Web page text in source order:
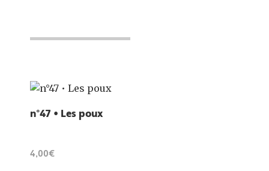
n°47 • Les poux
4,00€